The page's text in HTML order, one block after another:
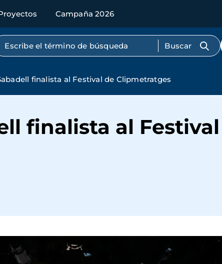
Campaña 2026
Búsqueda por texto completo
finalista al Festival de Clipmetratges
finalista al